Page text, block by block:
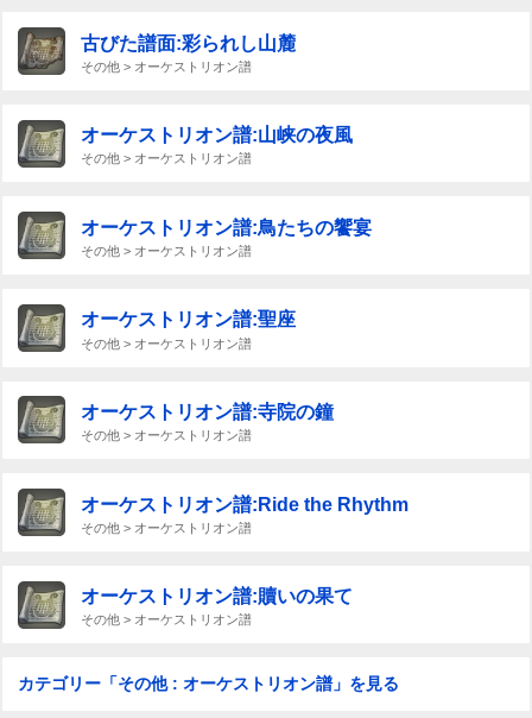
古びた譜面:彩られし山麓
その他 > オーケストリオン譜
オーケストリオン譜:山峡の夜風
その他 > オーケストリオン譜
オーケストリオン譜:鳥たちの饗宴
その他 > オーケストリオン譜
オーケストリオン譜:聖座
その他 > オーケストリオン譜
オーケストリオン譜:寺院の鐘
その他 > オーケストリオン譜
オーケストリオン譜:Ride the Rhythm
その他 > オーケストリオン譜
オーケストリオン譜:贖いの果て
その他 > オーケストリオン譜
カテゴリー「その他 : オーケストリオン譜」を見る